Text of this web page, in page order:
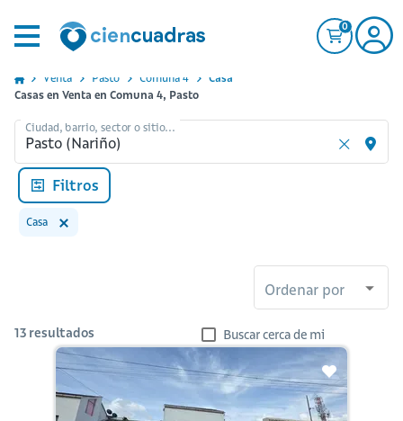
0
Venta Pasto Comuna 4
Casa
Casas en Venta en Comuna 4, Pasto
Ciudad, barrio, sector o sitio...
Filtros
Casa
Ordenar por
13 resultados Buscar cerca de mi